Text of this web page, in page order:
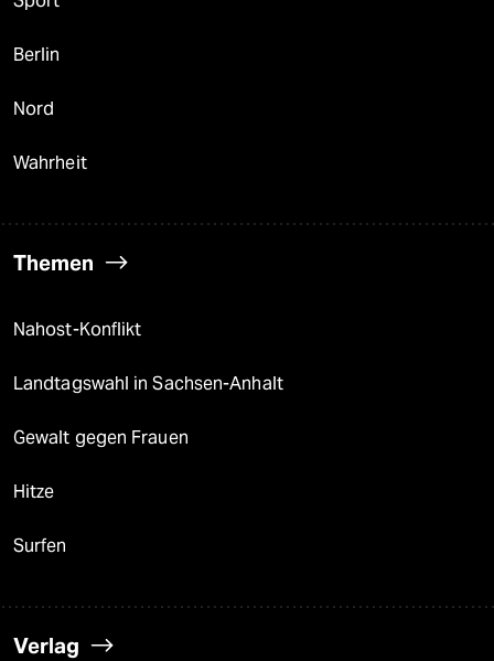
Berlin
Nord
Wahrheit
Themen
Nahost-Konflikt
Landtagswahl in Sachsen-Anhalt
Gewalt gegen Frauen
Hitze
Surfen
Verlag